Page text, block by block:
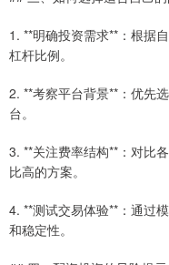
1. **明确投资需求**：根据
杠杆比例。
2. **考察平台背景**：优先
台。
3. **关注费率结构**：对比
比高的方案。
4. **测试交易体验**：通过
和稳定性。